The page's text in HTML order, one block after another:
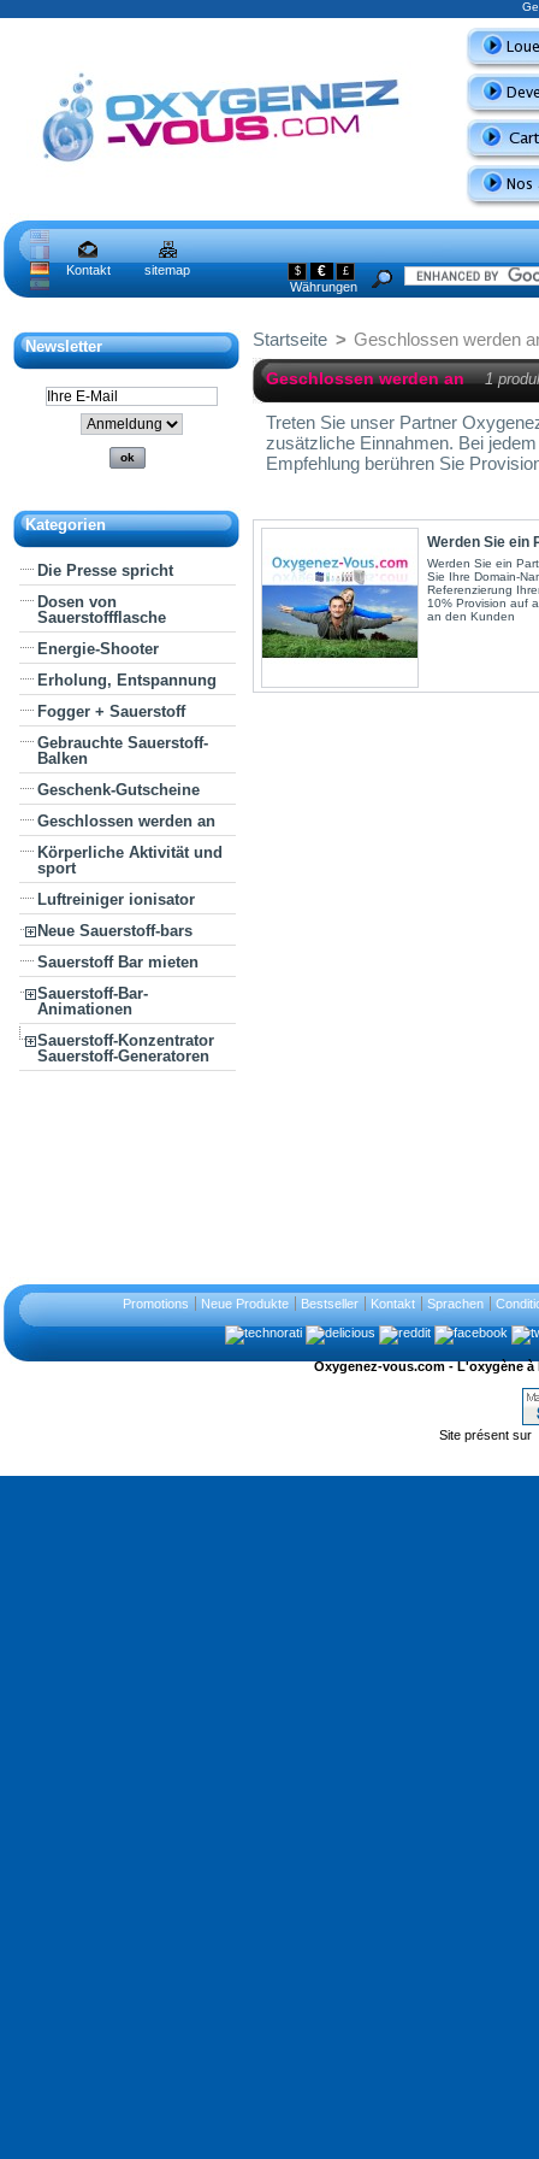
Kontakt sitemap $ € £
Währungen
Newsletter
Kategorien
Die Presse spricht
Dosen von
Sauerstoffflasche
Energie-Shooter
Erholung, Entspannung
Fogger + Sauerstoff
Gebrauchte Sauerstoff-
Balken
Geschenk-Gutscheine
Geschlossen werden an
Körperliche Aktivität und
sport
Luftreiniger ionisator
Neue Sauerstoff-bars
Sauerstoff Bar mieten
Sauerstoff-Bar-
Animationen
Sauerstoff-Konzentrator
Sauerstoff-Generatoren
Startseite > Geschlossen werden
Geschlossen werden an 1
Treten Sie unser Partner
zusätzliche Einnahmen. Bei
Empfehlung berühren Sie
Werden Sie ein
Werden Sie ein
Sie Ihre Domain-
Referenzierung
10% Provision auf
an den Kunden
Promotions Neue Produkte Bestseller Kontakt Sprachen
Oxygenez-vous.com - L'oxygène
Site présent sur